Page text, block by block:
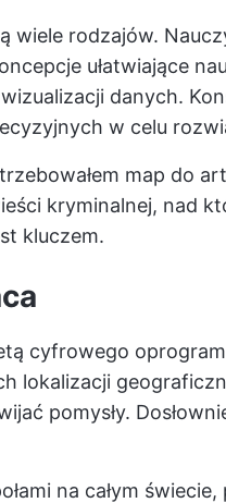
wiele rodzajów.
ułatwiające
danych.
w celu
map do
kryminalnej, nad
kluczem.
cyfrowego
lokalizacji
pomysły.
na całym